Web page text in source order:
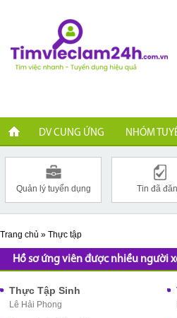
DV CUNG ỨNG NHÓM
Quản lý tuyển dụng Tin đã
Trang chủ » Thực tập
Hồ sơ ứng viên được nhiều người
Thực Tập Sinh
Lê Hải Phong